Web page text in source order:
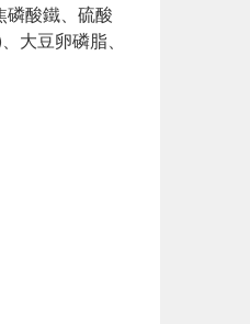
磷酸鐵、硫酸
大豆卵磷脂、